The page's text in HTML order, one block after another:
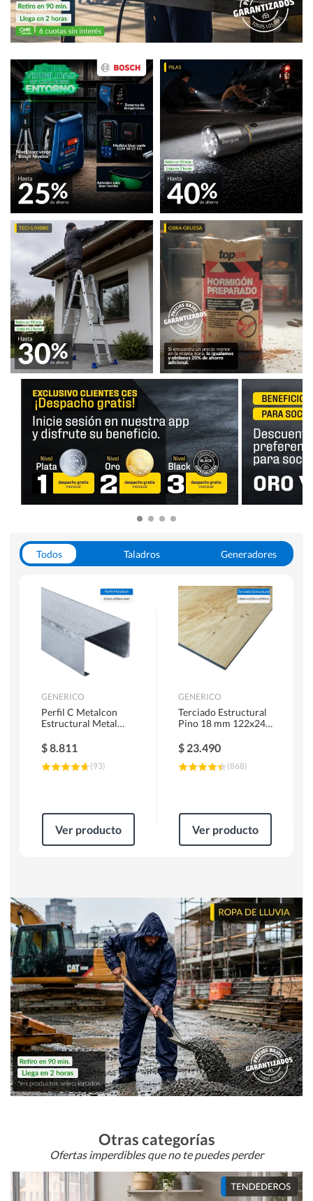
Todos Taladros
Generadores
Herramientas Manuales
Sierras Circulares
GENERICO
Perfil C Metalcon
Estructural Metal
$8.811
(93)
Ver producto
GENERICO
Terciado Estructural
Pino 18 mm 122x244
$ 23.490
(868)
Ver producto
Otras categorías
Ofertas imperdibles que no te puedes perder